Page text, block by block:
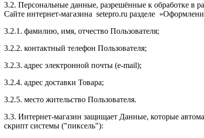
3.2. Персональные данные, разрешённые к обработке в
Сайте интернет-магазина setepro.ru разделе
3.2.1. фамилию, имя, отчество Пользователя;
3.2.2. контактный телефон Пользователя;
3.2.3. адрес электронной почты (e-mail);
3.2.4. адрес доставки Товара;
3.2.5. место жительство Пользователя.
3.3. Интернет-магазин защищает Данные, которые
скрипт системы ("пиксель"):